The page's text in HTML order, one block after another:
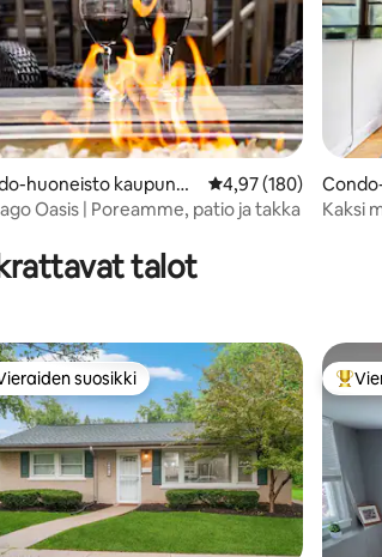
4,93/5, 291 arvostelua
huoneisto kaupungis
Keskimääräinen
4,97 (180)
Oasis | Poreamme, patio ja takka
sa
Kaksi
talot
suosikkien parhaimmistoa
suosikki